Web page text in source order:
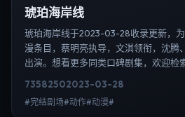
琥珀海岸线
琥珀海岸线于2023-03-28收录更新，
漫条目，蔡明亮执导，文淇领衔，沈腾
出演。想看更多同类口碑剧集，欢迎检
伸检索日韩电视剧、韩剧全集、日剧高
73582502023-03-28
#完结剧场#动作#动漫#